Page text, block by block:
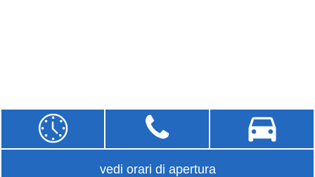
vedi orari di apertura